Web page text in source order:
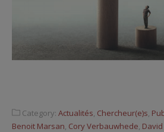
Category: Actualités, Chercheur(e)s,
Benoit Marsan, Cory Verbauwhede,